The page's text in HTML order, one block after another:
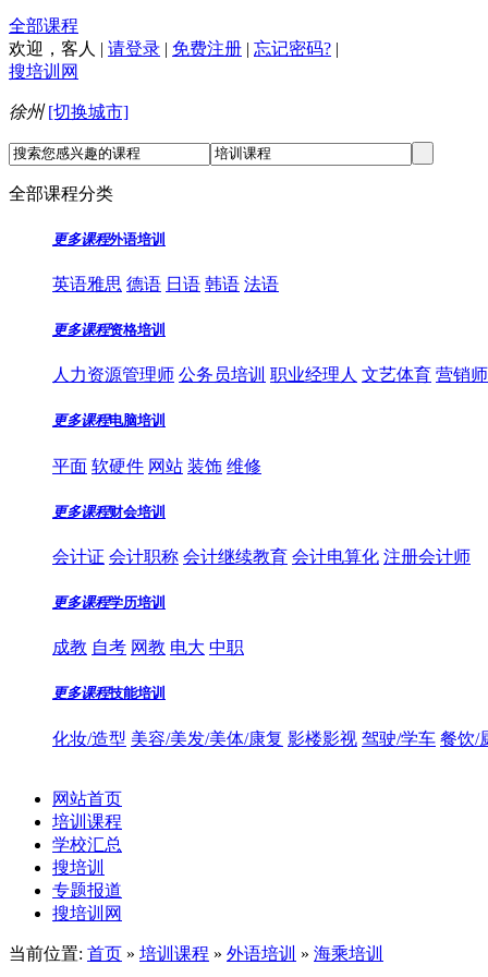
全部课程
欢迎， 客人 | 请登录 | 免费注册 | 忘记密码? |
搜培训网
徐州 [切换城市]
全部课程分类
更多课程外语培训
英语雅思 德语 日语 韩语 法语
更多课程资格培训
人力资源管理师 公务员培训 职业经理人 文艺体育 营销
更多课程电脑培训
平面 软硬件 网站 装饰 维修
更多课程财会培训
会计证 会计职称 会计继续教育 会计电算化 注册会计师
更多课程学历培训
成教 自考 网教 电大 中职
更多课程技能培训
化妆/造型 美容/美发/美体/康复 影楼影视 驾驶/学车 餐饮/
网站首页
培训课程
学校汇总
搜培训
专题报道
搜培训网
当前位置: 首页 » 培训课程 » 外语培训 » 海乘培训